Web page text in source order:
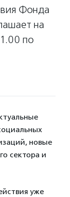
Фонда
на
по
новые
сектора и
уже